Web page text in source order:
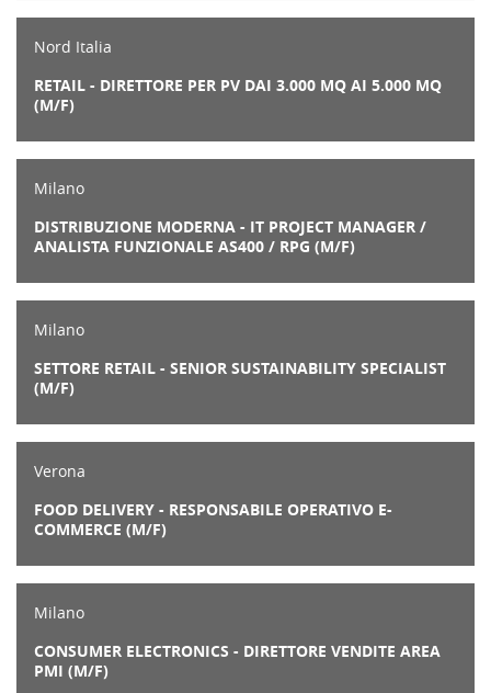
Nord Italia
RETAIL - DIRETTORE PER PV DAI 3.000 MQ AI 5.000 MQ
(M/F)
Milano
DISTRIBUZIONE MODERNA - IT PROJECT MANAGER /
ANALISTA FUNZIONALE AS400 / RPG (M/F)
Milano
SETTORE RETAIL - SENIOR SUSTAINABILITY SPECIALIST
(M/F)
Verona
FOOD DELIVERY - RESPONSABILE OPERATIVO E-
COMMERCE (M/F)
Milano
CONSUMER ELECTRONICS - DIRETTORE VENDITE AREA
PMI (M/F)